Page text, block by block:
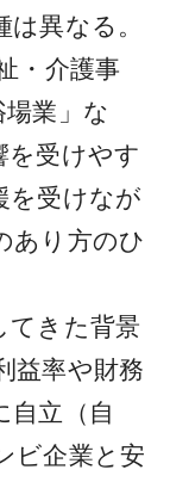
異なる。
・介護事
業」な
を受けやす
を受けなが
あり方のひ
てきた背景
益率や財務
自立（自
ビ企業と安